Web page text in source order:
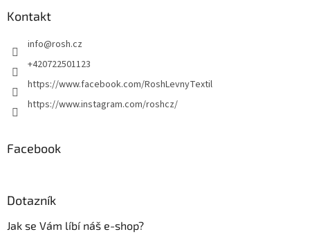
Kontakt
info@rosh.cz
+420722501123
https://www.facebook.com/RoshLevnyTextil
https://www.instagram.com/roshcz/
Facebook
Dotazník
Jak se Vám líbí náš e-shop?